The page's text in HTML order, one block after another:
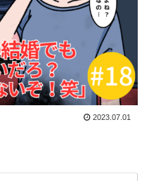
2023.07.01